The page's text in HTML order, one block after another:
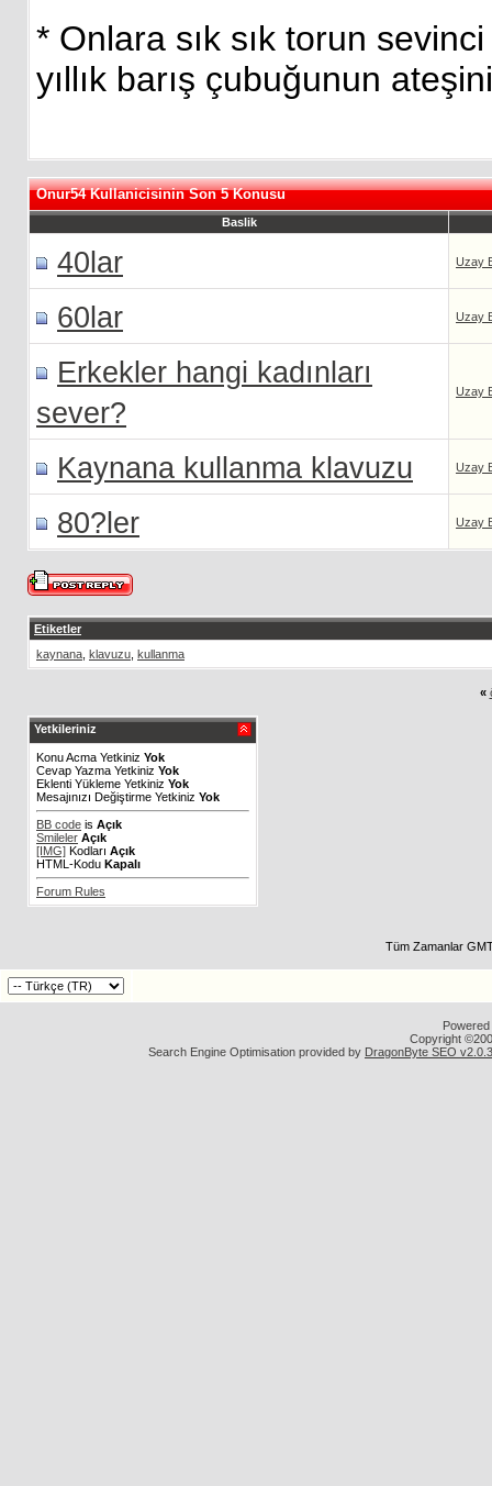
* Onlara sık sık torun
yıllık barış çubuğunun
Onur54 Kullanicisinin Son 5 Konusu
Baslik
40lar Uzay
60lar Uzay
Erkekler hangi kadınları
sever?
Uzay
Kaynana kullanma klavuzu Uzay
80?ler Uzay
Etiketler
kaynana klavuzu kullanma
«
Yetkileriniz
Konu Acma Yetkiniz Yok
Cevap Yazma Yetkiniz Yok
Eklenti Yükleme Yetkiniz Yok
Mesajınızı Değiştirme Yetkiniz Yok
BB code is Açık
Smileler Açık
[IMG] Kodları Açık
HTML-Kodu Kapalı
Forum Rules
Tüm Zamanlar
Copyright
Search Engine Optimisation provided by DragonByte SEO